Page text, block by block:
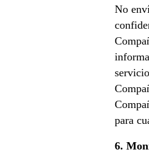
No
para
6.